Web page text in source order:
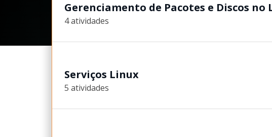
Gerenciamento de Pacotes e Discos no
4 atividades
Serviços Linux
5 atividades